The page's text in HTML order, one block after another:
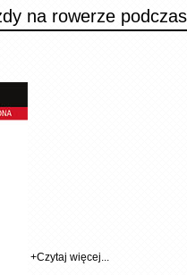
na rowerze
+Czytaj więcej...